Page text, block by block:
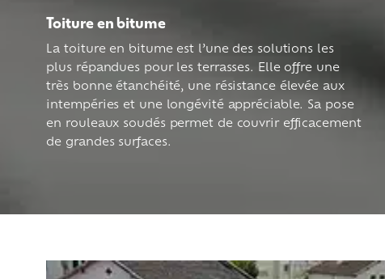
Toiture en bitume
La toiture en bitume est l’une des solutions les
plus répandues pour les terrasses. Elle offre une
très bonne étanchéité, une résistance élevée aux
intempéries et une longévité appréciable. Sa pose
en rouleaux soudés permet de couvrir efficacement
de grandes surfaces.